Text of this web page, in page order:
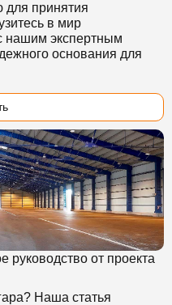
принятия
в мир
нашим экспертным
основания для
руководство от проекта
Наша статья